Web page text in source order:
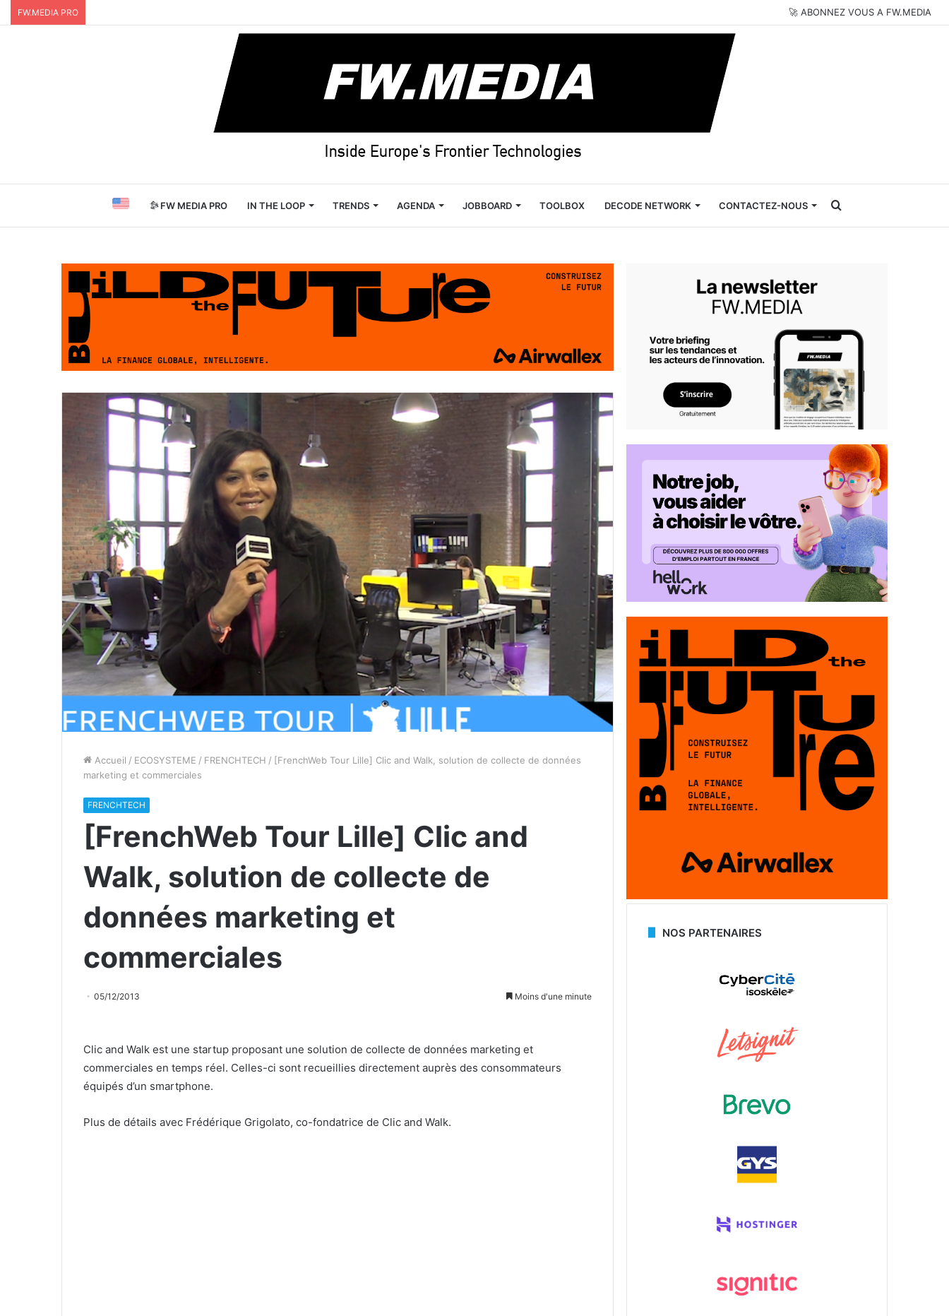
FW.MEDIA PRO 🚀 ABONNEZ VOUS A FW.MEDIA
FW MEDIA PRO IN THE LOOP TRENDS AGENDA JOBBOARD TOOLBOX DECODE NETWORK CONTACTEZ-NOUS Rechercher
Accueil / ECOSYSTEME / FRENCHTECH / [FrenchWeb Tour Lille] Clic and Walk, solution de collecte de données
marketing et commerciales
FRENCHTECH
[FrenchWeb Tour Lille] Clic and
Walk, solution de collecte de
données marketing et
commerciales
05/12/2013 Moins d'une minute
Clic and Walk est une startup proposant une solution de collecte de données marketing et
commerciales en temps réel. Celles-ci sont recueillies directement auprès des consommateurs
équipés d’un smartphone.
Plus de détails avec Frédérique Grigolato, co-fondatrice de Clic and Walk.
NOS PARTENAIRES